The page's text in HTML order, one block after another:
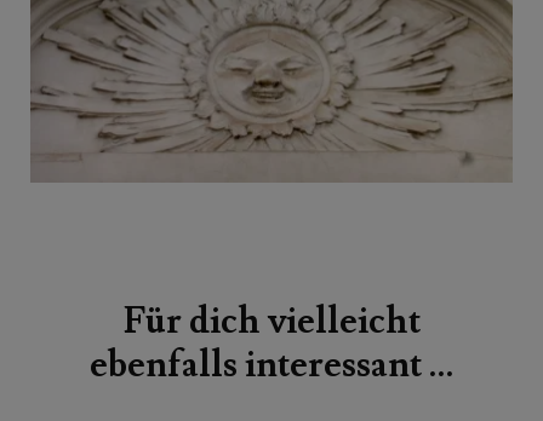
Für dich vielleicht
ebenfalls interessant …